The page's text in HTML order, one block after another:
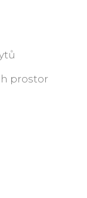
prostor